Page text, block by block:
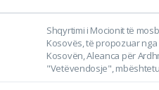
Shqyrtimi i Mocionit të
Kosovës, të propozuar
Kosovën, Aleanca për
"Vetëvendosje",